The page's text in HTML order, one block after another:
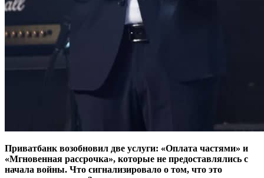
Приватбанк возобновил две услуги: «Оплата частями» и
«Мгновенная рассрочка», которые не предоставлялись с
начала войны. Что сигнализировало о том, что это